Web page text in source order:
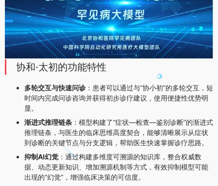
协和·太初的功能特性
多轮交互与快速问诊：患者可以通过与“协小初”的多轮交互，短
时间内完成问诊咨询并获得初步诊疗建议，使用便捷性优势明
显。
渐进式推理链条 ：模型构建了“症状—检查—鉴别诊断”的渐进式
推理链条，与医生的临床思维高度契合，能够清晰展示从症状
到诊断的关键节点与分支逻辑，帮助医生快速掌握诊疗思路。
抑制AI幻觉 ：通过构建多维度可溯源的知识库，整合权威数
据、动态更新知识、增加溯源机制等方式，有效抑制模型可能
出现的“幻觉”，增强临床决策的可信度。